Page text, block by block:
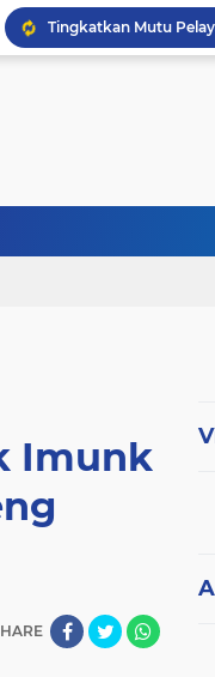
Serba-serbi: Tokoh
Imunk